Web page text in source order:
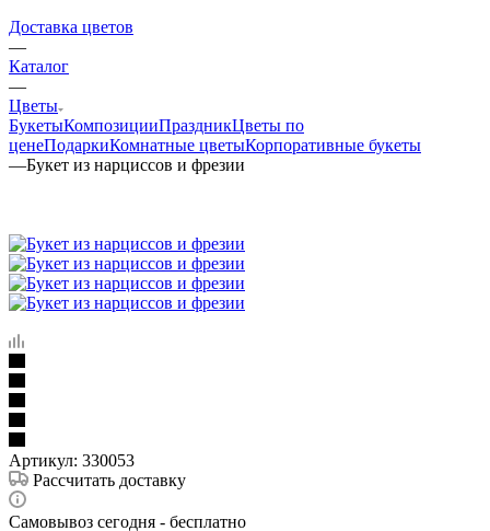
Доставка цветов
—
Каталог
—
Цветы
БукетыКомпозицииПраздникЦветы по
ценеПодаркиКомнатные цветыКорпоративные букеты
—Букет из нарциссов и фрезии
Артикул: 330053
Рассчитать доставку
Самовывоз сегодня - бесплатно